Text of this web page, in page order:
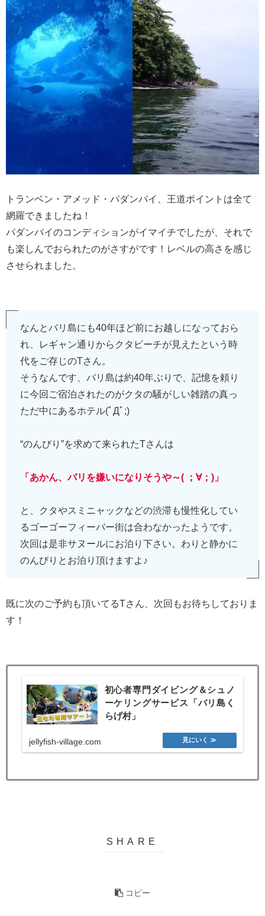
トランベン・アメッド・パダンバイ、王道ポイントは全て
網羅できましたね！
パダンバイのコンディションがイマイチでしたが、それで
も楽しんでおられたのがさすがです！レベルの高さを感じ
させられました。
なんとバリ島にも40年ほど前にお越しになっておら
れ、レギャン通りからクタビーチが見えたという時
代をご存じのTさん。
そうなんです、バリ島は約40年ぶりで、記憶を頼り
に今回ご宿泊されたのがクタの騒がしい雑踏の真っ
ただ中にあるホテル(ﾟДﾟ;)
“のんびり”を求めて来られたTさんは
「あかん、バリを嫌いになりそうや～( ；∀；)」
と、クタやスミニャックなどの渋滞も慢性化してい
るゴーゴーフィーバー街は合わなかったようです。
次回は是非サヌールにお泊り下さい。わりと静かに
のんびりとお泊り頂けますよ♪
既に次のご予約も頂いてるTさん、次回もお待ちしておりま
す！
初心者専門ダイビング＆シュノ
ーケリングサービス「バリ島く
らげ村」
jellyfish-village.com
コピー